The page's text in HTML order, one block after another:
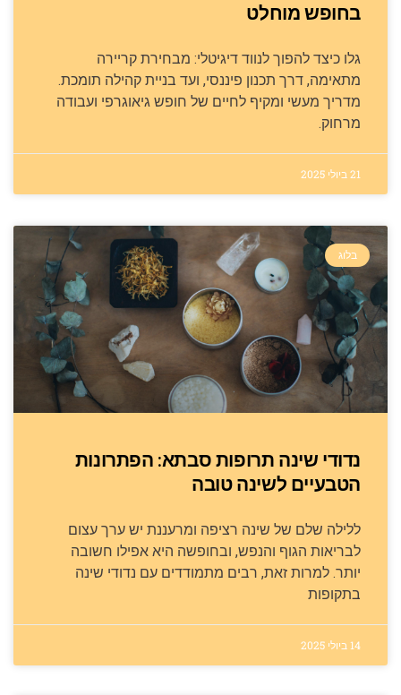
בחופש מוחלט
גלו כיצד להפוך לנווד דיגיטלי: מבחירת קריירה
מתאימה, דרך תכנון פיננסי, ועד בניית קהילה תומכת.
מדריך מעשי ומקיף לחיים של חופש גיאוגרפי ועבודה
מרחוק.
21 ביולי 2025
בלוג
נדודי שינה תרופות סבתא: הפתרונות
הטבעיים לשינה טובה
ללילה שלם של שינה רציפה ומרעננת יש ערך עצום
לבריאות הגוף והנפש, ובחופשה היא אפילו חשובה
יותר. למרות זאת, רבים מתמודדים עם נדודי שינה
בתקופות
14 ביולי 2025